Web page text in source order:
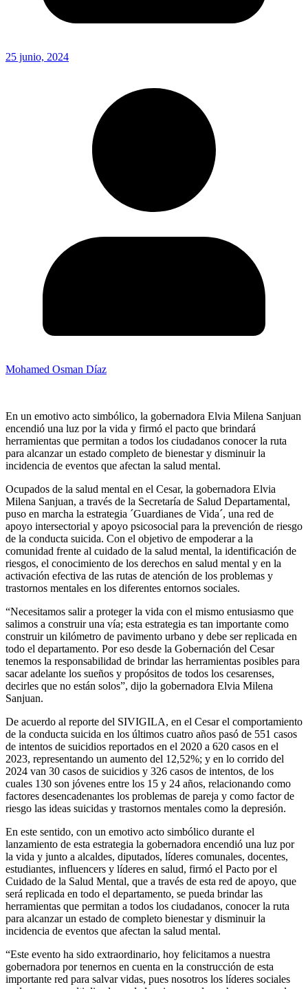
25 junio, 2024
Mohamed Osman Díaz
En un emotivo acto simbólico, la gobernadora Elvia Milena Sanjuan
encendió una luz por la vida y firmó el pacto que brindará
herramientas que permitan a todos los ciudadanos conocer la ruta
para alcanzar un estado completo de bienestar y disminuir la
incidencia de eventos que afectan la salud mental.
Ocupados de la salud mental en el Cesar, la gobernadora Elvia
Milena Sanjuan, a través de la Secretaría de Salud Departamental,
puso en marcha la estrategia ´Guardianes de Vida´, una red de
apoyo intersectorial y apoyo psicosocial para la prevención de riesgo
de la conducta suicida. Con el objetivo de empoderar a la
comunidad frente al cuidado de la salud mental, la identificación de
riesgos, el conocimiento de los derechos en salud mental y en la
activación efectiva de las rutas de atención de los problemas y
trastornos mentales en los diferentes entornos sociales.
“Necesitamos salir a proteger la vida con el mismo entusiasmo que
salimos a construir una vía; esta estrategia es tan importante como
construir un kilómetro de pavimento urbano y debe ser replicada en
todo el departamento. Por eso desde la Gobernación del Cesar
tenemos la responsabilidad de brindar las herramientas posibles para
sacar adelante los sueños y propósitos de todos los cesarenses,
decirles que no están solos”, dijo la gobernadora Elvia Milena
Sanjuan.
De acuerdo al reporte del SIVIGILA, en el Cesar el comportamiento
de la conducta suicida en los últimos cuatro años pasó de 551 casos
de intentos de suicidios reportados en el 2020 a 620 casos en el
2023, representando un aumento del 12,52%; y en lo corrido del
2024 van 30 casos de suicidios y 326 casos de intentos, de los
cuales 130 son jóvenes entre los 15 y 24 años, relacionando como
factores desencadenantes los problemas de pareja y como factor de
riesgo las ideas suicidas y trastornos mentales como la depresión.
En este sentido, con un emotivo acto simbólico durante el
lanzamiento de esta estrategia la gobernadora encendió una luz por
la vida y junto a alcaldes, diputados, líderes comunales, docentes,
estudiantes, influencers y líderes en salud, firmó el Pacto por el
Cuidado de la Salud Mental, que a través de esta red de apoyo, que
será replicada en todo el departamento, se pueda brindar las
herramientas que permitan a todos los ciudadanos, conocer la ruta
para alcanzar un estado de completo bienestar y disminuir la
incidencia de eventos que afectan la salud mental.
“Este evento ha sido extraordinario, hoy felicitamos a nuestra
gobernadora por tenernos en cuenta en la construcción de esta
importante red para salvar vidas, pues nosotros los líderes sociales